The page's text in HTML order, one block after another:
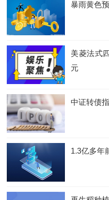
暴雨黄色
美菱法式
元
中证转债
1.3亿多年